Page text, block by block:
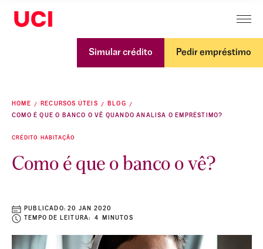
Simular crédito Pedir empréstimo
HOME RECURSOS ÚTEIS
BLOG
COMO É QUE O BANCO O VÊ QUANDO ANALISA O EMPRÉSTIMO?
CRÉDITO HABITAÇÃO
Como é que o banco o vê?
PUBLICADO:20 JAN 2020
TEMPO DE LEITURA: 4 MINUTOS